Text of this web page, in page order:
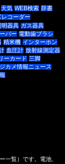
天気 WEB検索 辞書
レコーダー
明器具 ガス器具
バー 電動歯ブラシ
精米機 インターホン
血圧計 放射線測定器
ーカード 三脚
カメ情報ニュース
一覧）です。電池、